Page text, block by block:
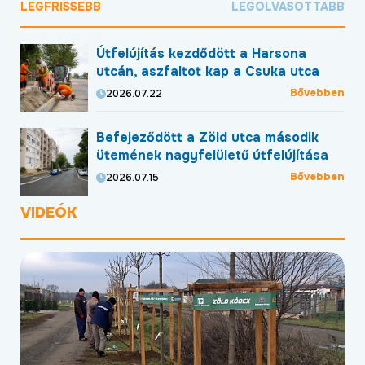
LEGFRISSEBB LEGOLVASOTTABB
Útfelújítás kezdődött a Harsona
utcán, aszfaltot kap a Csuka utca
2026.07.22 Bővebben
Befejeződött a Zöld utca második
ütemének nagyfelületű útfelújítása
2026.07.15 Bővebben
VIDEÓK